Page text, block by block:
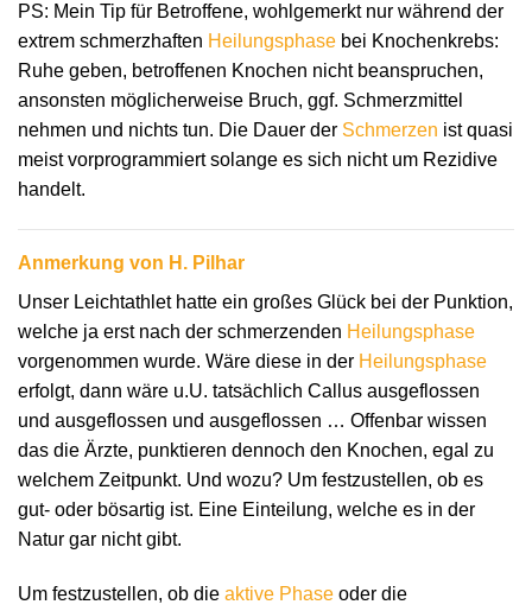
PS: Mein Tip für Betroffene, wohlgemerkt nur während der
extrem schmerzhaften Heilungsphase bei Knochenkrebs:
Ruhe geben, betroffenen Knochen nicht beanspruchen,
ansonsten möglicherweise Bruch, ggf. Schmerzmittel
nehmen und nichts tun. Die Dauer der Schmerzen ist quasi
meist vorprogrammiert solange es sich nicht um Rezidive
handelt.
Anmerkung von H. Pilhar
Unser Leichtathlet hatte ein großes Glück bei der Punktion,
welche ja erst nach der schmerzenden Heilungsphase
vorgenommen wurde. Wäre diese in der Heilungsphase
erfolgt, dann wäre u.U. tatsächlich Callus ausgeflossen
und ausgeflossen und ausgeflossen … Offenbar wissen
das die Ärzte, punktieren dennoch den Knochen, egal zu
welchem Zeitpunkt. Und wozu? Um festzustellen, ob es
gut- oder bösartig ist. Eine Einteilung, welche es in der
Natur gar nicht gibt.
Um festzustellen, ob die aktive Phase oder die